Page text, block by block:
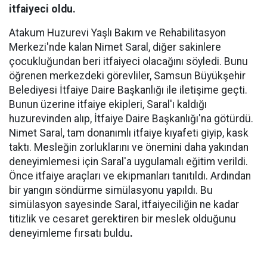
itfaiyeci oldu.
Atakum Huzurevi Yaşlı Bakım ve Rehabilitasyon
Merkezi'nde kalan Nimet Saral, diğer sakinlere
çocukluğundan beri itfaiyeci olacağını söyledi. Bunu
öğrenen merkezdeki görevliler, Samsun Büyükşehir
Belediyesi İtfaiye Daire Başkanlığı ile iletişime geçti.
Bunun üzerine itfaiye ekipleri, Saral'ı kaldığı
huzurevinden alıp, İtfaiye Daire Başkanlığı'na götürdü.
Nimet Saral, tam donanımlı itfaiye kıyafeti giyip, kask
taktı. Mesleğin zorluklarını ve önemini daha yakından
deneyimlemesi için Saral'a uygulamalı eğitim verildi.
Önce itfaiye araçları ve ekipmanları tanıtıldı. Ardından
bir yangın söndürme simülasyonu yapıldı. Bu
simülasyon sayesinde Saral, itfaiyeciliğin ne kadar
titizlik ve cesaret gerektiren bir meslek olduğunu
deneyimleme fırsatı buldu.